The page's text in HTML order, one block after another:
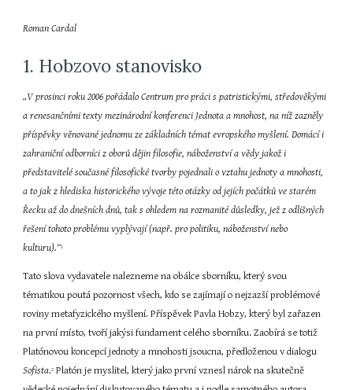
Roman Cardal
1. Hobzovo stanovisko
„V prosinci roku 2006 pořádalo Centrum pro práci s patristickými, středověkými
a renesančními texty mezinárodní konferenci Jednota a mnohost, na níž zazněly
příspěvky věnované jednomu ze základních témat evropského myšlení. Domácí i
zahraniční odborníci z oborů dějin filosofie, náboženství a vědy jakož i
představitelé současné filosofické tvorby pojednali o vztahu jednoty a mnohosti,
a to jak z hlediska historického vývoje této otázky od jejích počátků ve starém
Řecku až do dnešních dnů, tak s ohledem na rozmanité důsledky, jež z odlišných
řešení tohoto problému vyplývají (např. pro politiku, náboženství nebo
kulturu).“1
Tato slova vydavatele nalezneme na obálce sborníku, který svou
tématikou poutá pozornost všech, kdo se zajímají o nejzazší problémové
roviny metafyzického myšlení. Příspěvek Pavla Hobzy, který byl zařazen
na první místo, tvoří jakýsi fundament celého sborníku. Zaobírá se totiž
Sofista.2 Platón je myslitel, který jako první vznesl nárok na skutečně